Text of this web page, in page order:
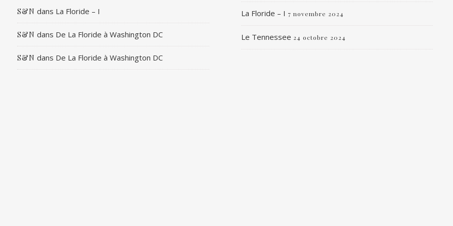
S&N dans La Floride – I
S&N dans De La Floride à Washington DC
S&N dans De La Floride à Washington DC
La Floride – I 7 novembre 2024
Le Tennessee 24 octobre 2024